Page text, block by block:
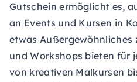
Gutschein ermöglicht es,
an Events und Kursen in
etwas Außergewöhnliches
und Workshops bieten für
von kreativen Malkursen